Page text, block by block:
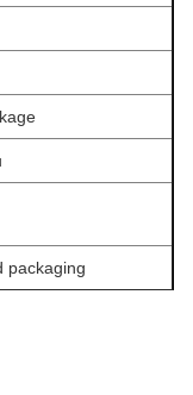
packaging